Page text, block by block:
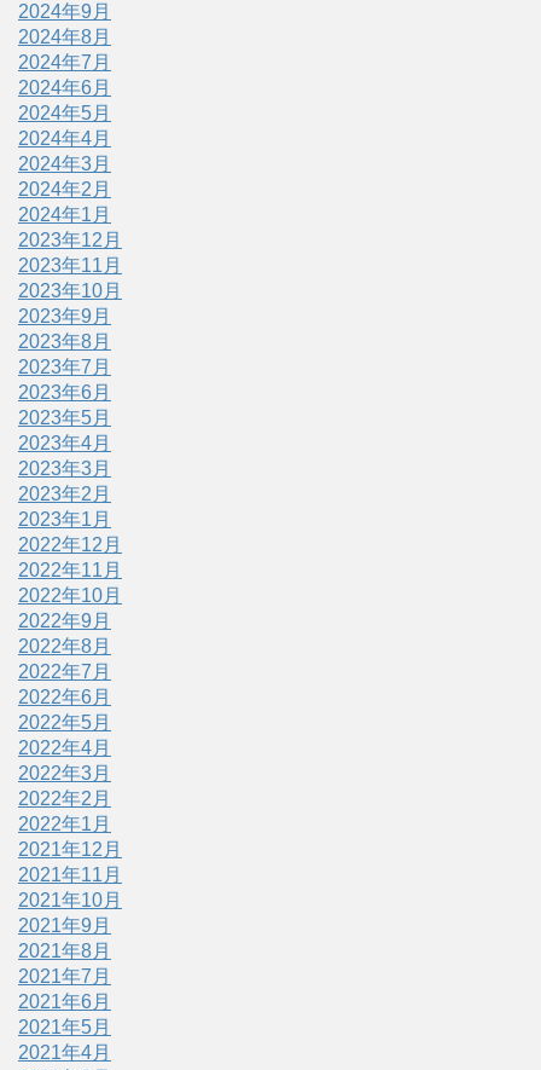
2024年9月
2024年8月
2024年7月
2024年6月
2024年5月
2024年4月
2024年3月
2024年2月
2024年1月
2023年12月
2023年11月
2023年10月
2023年9月
2023年8月
2023年7月
2023年6月
2023年5月
2023年4月
2023年3月
2023年2月
2023年1月
2022年12月
2022年11月
2022年10月
2022年9月
2022年8月
2022年7月
2022年6月
2022年5月
2022年4月
2022年3月
2022年2月
2022年1月
2021年12月
2021年11月
2021年10月
2021年9月
2021年8月
2021年7月
2021年6月
2021年5月
2021年4月